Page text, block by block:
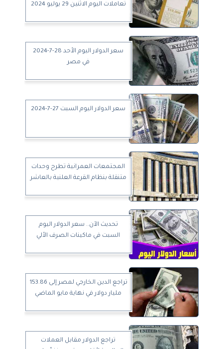
تعاملات اليوم الاثنين 29 يوليو 2024
سعر الدولار اليوم الأحد 28-7-2024
في مصر
سعر الدولار اليوم السبت 27-7-2024
المجتمعات العمرانية تطرح وحدات
متنقلة بنظام القرعة العلنية بالعاشر
تحديث الآن.. سعر الدولار اليوم
السبت في ماكينات الصرف الألي
تراجع الدين الخارجي لمصر إلى 153.86
مليار دولار في نهاية مايو الماضي
تراجع الدولار مقابل العملات